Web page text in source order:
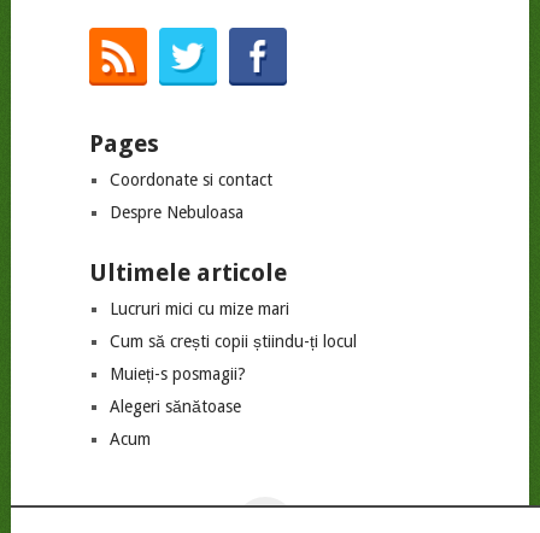
Pages
Coordonate si contact
Despre Nebuloasa
Ultimele articole
Lucruri mici cu mize mari
Cum să crești copii știindu-ți locul
Muieți-s posmagii?
Alegeri sănătoase
Acum